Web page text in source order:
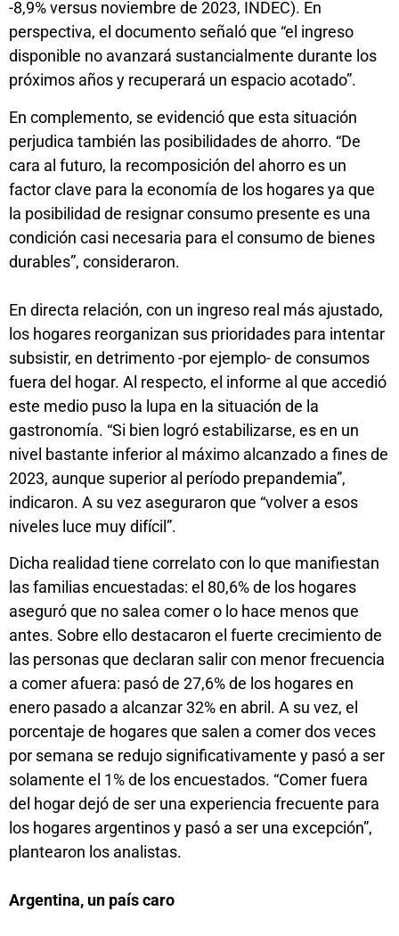
-8,9% versus noviembre de 2023, INDEC). En
perspectiva, el documento señaló que “el ingreso
disponible no avanzará sustancialmente durante los
próximos años y recuperará un espacio acotado”.
En complemento, se evidenció que esta situación
perjudica también las posibilidades de ahorro. “De
cara al futuro, la recomposición del ahorro es un
factor clave para la economía de los hogares ya que
la posibilidad de resignar consumo presente es una
condición casi necesaria para el consumo de bienes
durables”, consideraron.
En directa relación, con un ingreso real más ajustado,
los hogares reorganizan sus prioridades para intentar
subsistir, en detrimento -por ejemplo- de consumos
fuera del hogar. Al respecto, el informe al que accedió
este medio puso la lupa en la situación de la
gastronomía. “Si bien logró estabilizarse, es en un
nivel bastante inferior al máximo alcanzado a fines de
2023, aunque superior al período prepandemia”,
indicaron. A su vez aseguraron que “volver a esos
niveles luce muy difícil”.
Dicha realidad tiene correlato con lo que manifiestan
las familias encuestadas: el 80,6% de los hogares
aseguró que no salea comer o lo hace menos que
antes. Sobre ello destacaron el fuerte crecimiento de
las personas que declaran salir con menor frecuencia
a comer afuera: pasó de 27,6% de los hogares en
enero pasado a alcanzar 32% en abril. A su vez, el
porcentaje de hogares que salen a comer dos veces
por semana se redujo significativamente y pasó a ser
solamente el 1% de los encuestados. “Comer fuera
del hogar dejó de ser una experiencia frecuente para
los hogares argentinos y pasó a ser una excepción”,
plantearon los analistas.
Argentina, un país caro